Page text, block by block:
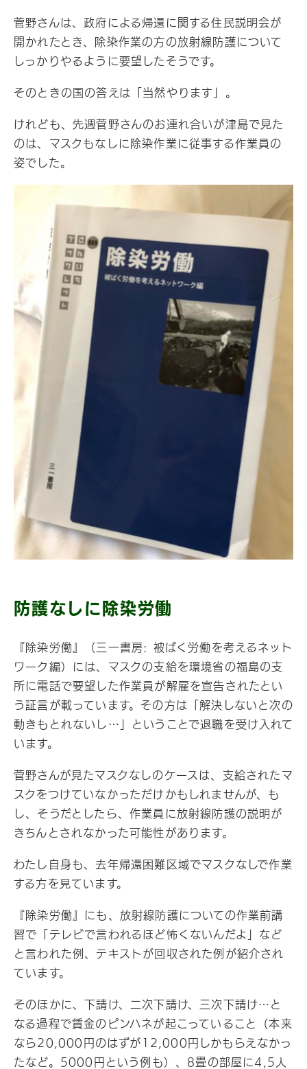
菅野さんは、政府による帰還に関する住民説明会が
開かれたとき、除染作業の方の放射線防護について
しっかりやるように要望したそうです。
そのときの国の答えは「当然やります」。
けれども、先週菅野さんのお連れ合いが津島で見た
のは、マスクもなしに除染作業に従事する作業員の
姿でした。
防護なしに除染労働
『除染労働』（三一書房: 被ばく労働を考えるネット
ワーク編）には、マスクの支給を環境省の福島の支
所に電話で要望した作業員が解雇を宣告されたとい
う証言が載っています。その方は「解決しないと次の
動きもとれないし…」ということで退職を受け入れて
います。
菅野さんが見たマスクなしのケースは、支給されたマ
スクをつけていなかっただけかもしれませんが、も
し、そうだとしたら、作業員に放射線防護の説明が
きちんとされなかった可能性があります。
わたし自身も、去年帰還困難区域でマスクなしで作業
する方を見ています。
『除染労働』にも、放射線防護についての作業前講
習で「テレビで言われるほど怖くないんだよ」など
と言われた例、テキストが回収された例が紹介され
ています。
そのほかに、下請け、二次下請け、三次下請け…と
なる過程で賃金のピンハネが起こっていること（本来
なら20,000円のはずが12,000円しかもらえなかっ
たなど。5000円という例も）、8畳の部屋に4,5人